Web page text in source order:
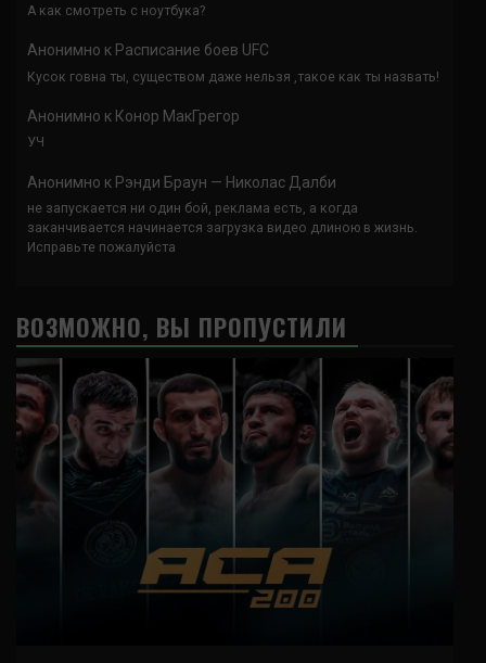
А как смотреть с ноутбука?
Анонимно к Расписание боев UFC
Кусок говна ты, существом даже нельзя ,такое как ты назвать!
Анонимно к Конор МакГрегор
УЧ
Анонимно к Рэнди Браун — Николас Далби
не запускается ни один бой, реклама есть, а когда
заканчивается начинается загрузка видео длиною в жизнь.
Исправьте пожалуйста
ВОЗМОЖНО, ВЫ ПРОПУСТИЛИ